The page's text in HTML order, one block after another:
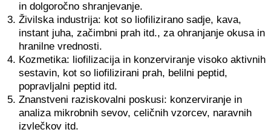
in dolgoročno shranjevanje.
Živilska industrija: kot so liofilizirano sadje, kava,
instant juha, začimbni prah itd., za ohranjanje okusa in
hranilne vrednosti.
Kozmetika: liofilizacija in konzerviranje visoko aktivnih
sestavin, kot so liofilizirani prah, belilni peptid,
popravljalni peptid itd.
Znanstveni raziskovalni poskusi: konzerviranje in
analiza mikrobnih sevov, celičnih vzorcev, naravnih
izvlečkov itd.